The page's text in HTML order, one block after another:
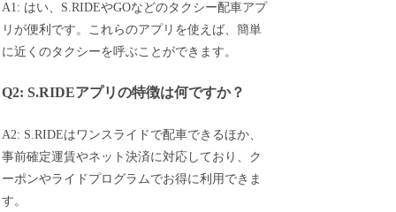
A1: はい、S.RIDEやGOなどのタクシー配車アプ
リが便利です。これらのアプリを使えば、簡単
に近くのタクシーを呼ぶことができます。
Q2: S.RIDEアプリの特徴は何ですか？
A2: S.RIDEはワンスライドで配車できるほか、
事前確定運賃やネット決済に対応しており、ク
ーポンやライドプログラムでお得に利用できま
す。